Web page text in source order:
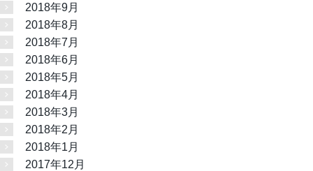
2018年9月
2018年8月
2018年7月
2018年6月
2018年5月
2018年4月
2018年3月
2018年2月
2018年1月
2017年12月